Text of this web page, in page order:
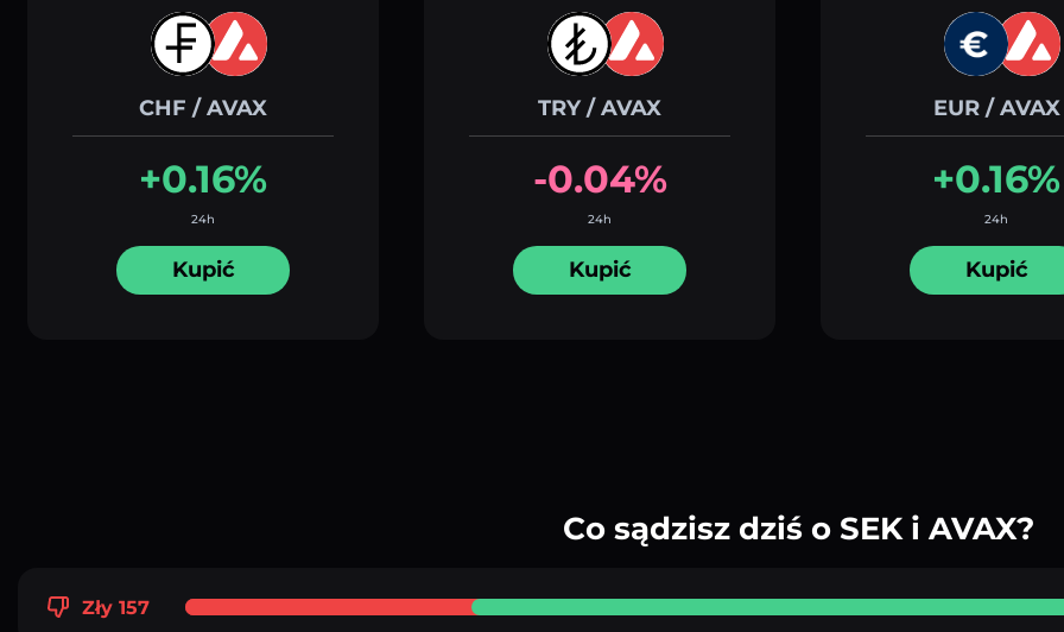
CHF / AVAX
+0.16%
24h
Kupić
TRY / AVAX
-0.04%
24h
Kupić
EUR / AVAX
+0.16%
24h
Kupić
Co sądzisz dziś o SEK i AVAX?
Zły 157